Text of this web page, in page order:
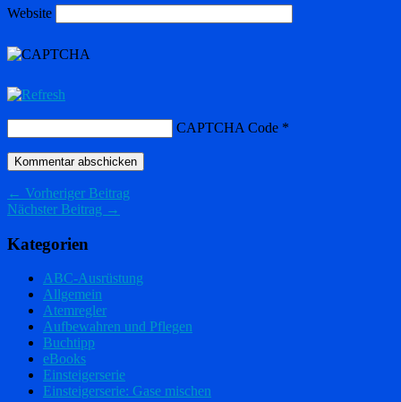
Website
CAPTCHA Code *
← Vorheriger Beitrag
Nächster Beitrag →
Kategorien
ABC-Ausrüstung
Allgemein
Atemregler
Aufbewahren und Pflegen
Buchtipp
eBooks
Einsteigerserie
Einsteigerserie: Gase mischen